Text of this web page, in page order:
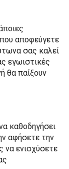
αποφεύγετε
σας καλεί
εγωιστικές
θα παίξουν
καθοδηγήσει
αφήσετε την
να ενισχύσετε